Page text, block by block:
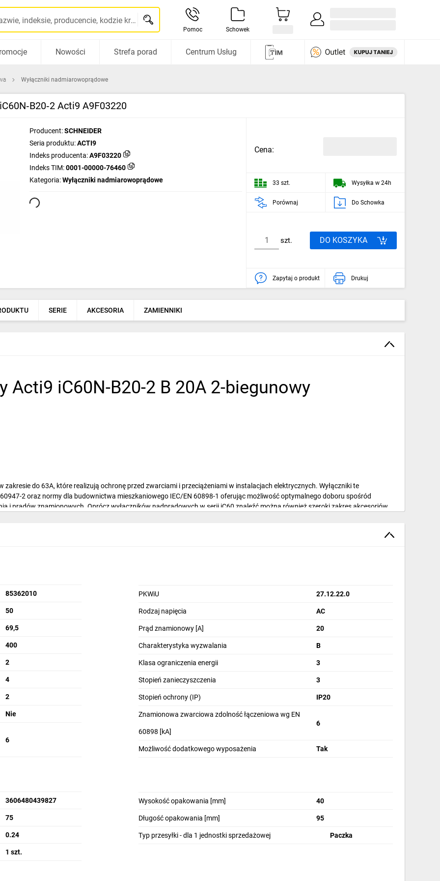
Szukaj po nazwie, indeksie, producencie, kodzie kreskowym...
Pomoc Schowek
Nowości Strefa porad Centrum Usług
Wyłączniki nadmiarowoprądowe
Acti9 A9F03220
Producent:SCHNEIDER
Seria produktu:ACTI9
Indeks producenta:A9F03220
Indeks TIM:0001-00000-76460
Kategoria:Wyłączniki nadmiarowoprądowe
Cena:
33 szt. Wysyłka w 24h
Porównaj Do Schowka
szt. DO KOSZYKA
Zapytaj o produkt Drukuj
SERIE AKCESORIA ZAMIENNIKI
Acti9 iC60N-B20-2 B 20A 2-biegunowy
do 63A, które realizują ochronę przed zwarciami i przeciążeniami w instalacjach elektrycznych. Wyłączniki te
2 oraz normy dla budownictwa mieszkaniowego IEC/EN 60898-1 oferując możliwość optymalnego doboru spośród
i prądów znamionowych. Oprócz wyłączników nadprądowych w serii iC60 znaleźć można również szeroki zakres akcesoriów,
nadprądowych Acti9 iC60
przedniej bez użycia narzędzi i bez usuwania szyny sztyftowej
na skutek zakłócenia (kolor czerwony)
otwarte (kolor zielony) a tym samym pozwala na dokonywanie czynności w obwodzie odpływowym z całkowitym
nadprądowych Acti9 iC60
85362010
50
69,5
400
2
4
2
Nie
6
PKWiU 27.12.22.0
Rodzaj napięcia AC
Prąd znamionowy [A] 20
Charakterystyka wyzwalania B
Klasa ograniczenia energii 3
Stopień zanieczyszczenia 3
Stopień ochrony (IP) IP20
Znamionowa zwarciowa zdolność łączeniowa wg EN
60898 [kA]
6
Możliwość dodatkowego wyposażenia Tak
3606480439827
75
0.24
1 szt.
Wysokość opakowania [mm] 40
Długość opakowania [mm] 95
Typ przesyłki - dla 1 jednostki sprzedażowej Paczka